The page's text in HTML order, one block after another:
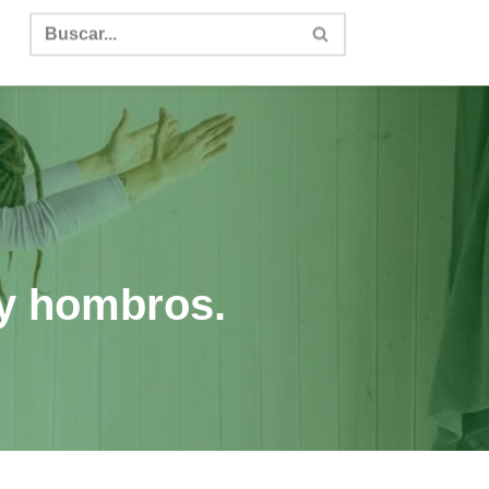
hombros.